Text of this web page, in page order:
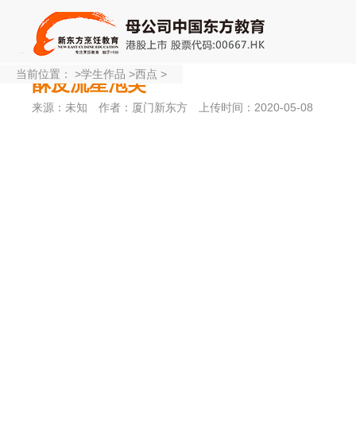
酥皮流星泡芙
来源：未知 作者：厦门新东方 上传时间：2020-05-08
当前位置： >学生作品 >西点 >